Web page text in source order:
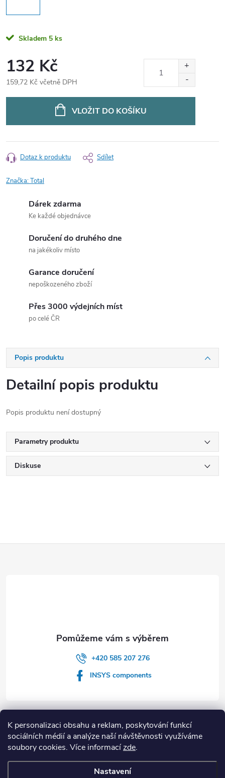
K personalizaci obsahu a reklam, poskytování funkcí
sociálních médií a analýze naší návštěvnosti využíváme
soubory cookies. Více informacízde.
Nastavení
Skladem 5 ks
132 Kč
159,72 Kč včetně DPH
VLOŽIT DO KOŠÍKU
Dotaz k produktu Sdílet
Značka:Total
Dárek zdarma
Ke každé objednávce
Doručení do druhého dne
na jakékoliv místo
Garance doručení
nepoškozeného zboží
Přes 3000 výdejních míst
po celé ČR
Popis produktu
Detailní popis produktu
Popis produktu není dostupný
Parametry produktu
Diskuse
Informace pro vás
Novinky
+420 585 207 276
INSYS components